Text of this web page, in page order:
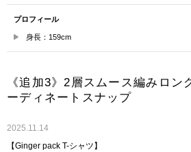
プロフィール
身長：159cm
《追加3》2層スムース編みロン
ーディネートスナップ
2025.11.14
【Ginger pack T-シャツ】